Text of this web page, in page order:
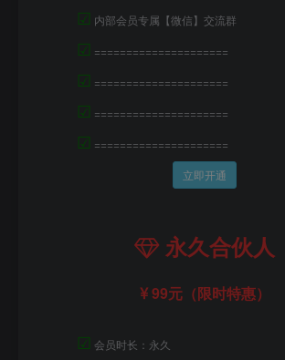
☑ 内部会员专属【微信】交流群
☑ =====================
☑ =====================
☑ =====================
☑ =====================
立即开通
永久合伙人
99元（限时特惠）
☑ 会员时长：永久